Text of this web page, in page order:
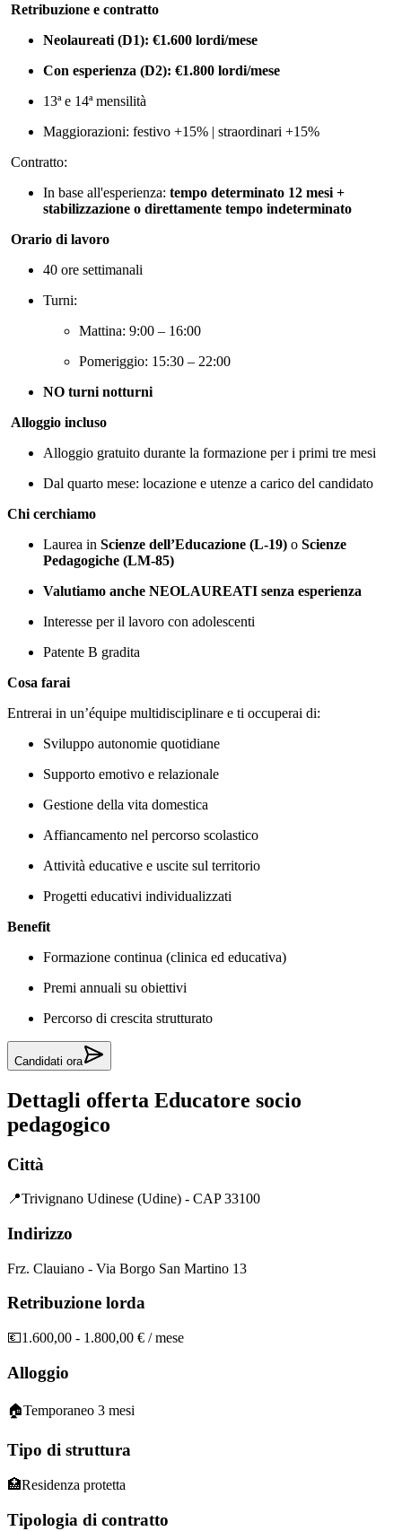
Retribuzione e contratto
Neolaureati (D1): €1.600 lordi/mese
Con esperienza (D2): €1.800 lordi/mese
13ª e 14ª mensilità
Maggiorazioni: festivo +15% | straordinari +15%
Contratto:
In base all'esperienza: tempo determinato 12 mesi +
stabilizzazione o direttamente tempo indeterminato
Orario di lavoro
40 ore settimanali
Turni:
Mattina: 9:00 – 16:00
Pomeriggio: 15:30 – 22:00
NO turni notturni
Alloggio incluso
Alloggio gratuito durante la formazione per i primi tre mesi
Dal quarto mese: locazione e utenze a carico del candidato
Chi cerchiamo
Laurea in Scienze dell’Educazione (L-19) o Scienze
Pedagogiche (LM-85)
Valutiamo anche NEOLAUREATI senza esperienza
Interesse per il lavoro con adolescenti
Patente B gradita
Cosa farai
Entrerai in un’équipe multidisciplinare e ti occuperai di:
Sviluppo autonomie quotidiane
Supporto emotivo e relazionale
Gestione della vita domestica
Affiancamento nel percorso scolastico
Attività educative e uscite sul territorio
Progetti educativi individualizzati
Benefit
Formazione continua (clinica ed educativa)
Premi annuali su obiettivi
Percorso di crescita strutturato
Candidati ora
Dettagli offerta Educatore socio
pedagogico
Città
📍Trivignano Udinese (Udine) - CAP 33100
Indirizzo
Frz. Clauiano - Via Borgo San Martino 13
Retribuzione lorda
💶1.600,00 - 1.800,00 € / mese
Alloggio
🏠Temporaneo 3 mesi
Tipo di struttura
🏥Residenza protetta
Tipologia di contratto